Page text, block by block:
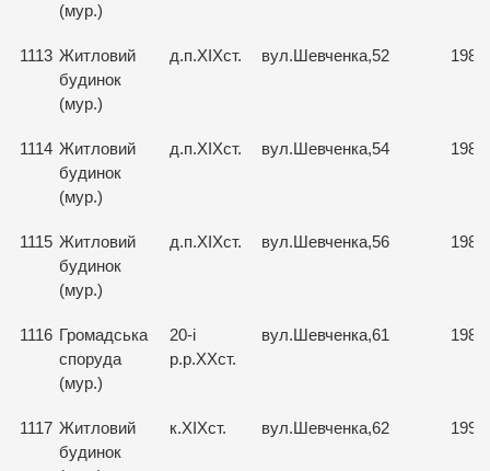
(мур.)
1113 Житловий
будинок
(мур.)
д.п.ХІХст. вул.Шевченка,52 1987
1114 Житловий
будинок
(мур.)
д.п.ХІХст. вул.Шевченка,54 1988
1115 Житловий
будинок
(мур.)
д.п.ХІХст. вул.Шевченка,56 1989
1116 Громадська
споруда
(мур.)
20-і
р.р.ХХст.
вул.Шевченка,61 1983
1117 Житловий
будинок
к.ХІХст. вул.Шевченка,62 1991